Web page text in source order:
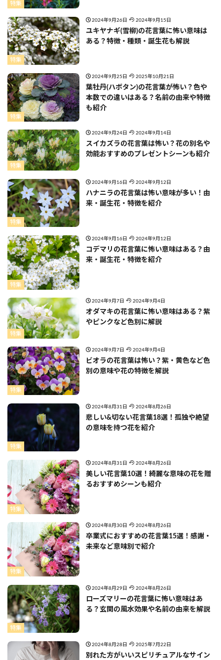
特集
特集
2024年9月26日 2024年9月15日
ユキヤナギ(雪柳)の花言葉に怖い意味は
ある？特徴・種類・誕生花も解説
特集
2024年9月25日 2025年10月21日
葉牡丹(ハボタン)の花言葉が怖い？色や
本数での違いはある？名前の由来や特徴
も紹介
特集
2024年9月24日 2024年9月14日
スイカズラの花言葉は怖い？花の別名や
効能おすすめのプレゼントシーンも紹介
特集
2024年9月16日 2024年9月12日
ハナニラの花言葉は怖い意味が多い！由
来・誕生花・特徴を紹介
特集
2024年9月16日 2024年9月12日
コデマリの花言葉に怖い意味はある？由
来・誕生花・特徴を紹介
特集
2024年9月7日 2024年9月4日
オダマキの花言葉に怖い意味はある？紫
やピンクなど色別に解説
特集
2024年9月7日 2024年9月4日
ビオラの花言葉は怖い？紫・黄色など色
別の意味や花の特徴を解説
特集
2024年8月31日 2024年8月26日
悲しい&切ない花言葉18選！孤独や絶望
の意味を持つ花を紹介
特集
2024年8月31日 2024年8月26日
美しい花言葉10選！綺麗な意味の花を贈
るおすすめシーンも紹介
特集
2024年8月30日 2024年8月26日
卒業式におすすめの花言葉15選！感謝・
未来など意味別で紹介
特集
2024年8月29日 2024年8月26日
ローズマリーの花言葉に怖い意味はあ
る？玄関の風水効果や名前の由来を解説
2024年8月28日 2025年7月22日
別れた方がいいスピリチュアルなサイン